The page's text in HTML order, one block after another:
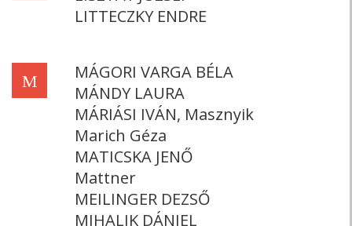
LITTECZKY ENDRE
M
MÁGORI VARGA BÉLA
MÁNDY LAURA
MÁRIÁSI IVÁN, Masznyik
Marich Géza
MATICSKA JENŐ
Mattner
MEILINGER DEZSŐ
MIHALIK DÁNIEL